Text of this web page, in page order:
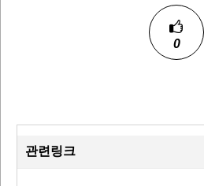
0
관련링크